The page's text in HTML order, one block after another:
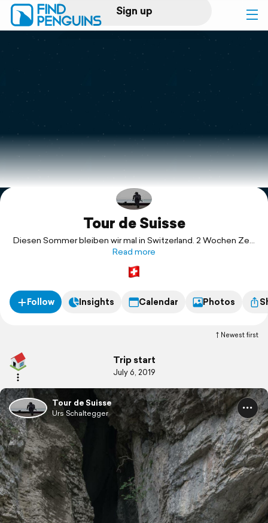
Sign up
Log in
Print a book
Flyover video
Explore
Tour de Suisse
Diesen Sommer bleiben wir mal in Switzerland. 2 Wochen Zeit
und vier geplante Ziele, alle möglichst hoch gelegen, für den
Fall, dass es wieder heiss wird.
Read more
Follow Insights Calendar Photos
Newest first
Trip start
July 6, 2019
Tour de Suisse
Urs Schaltegger